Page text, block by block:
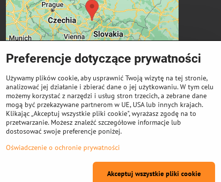
Ważne linki
Odkup cewek
Preferencje dotyczące prywatności
Preferencje dotyczące prywatności
Używamy plików cookie, aby usprawnić Twoją wizytę na tej stronie,
analizować jej działanie i zbierać dane o jej użytkowaniu. W tym celu
możemy korzystać z narzędzi i usług stron trzecich, a zebrane dane
mogą być przekazywane partnerom w UE, USA lub innych krajach.
Klikając „Akceptuj wszystkie pliki cookie", wyrażasz zgodę na to
przetwarzanie. Możesz znaleźć szczegółowe informacje lub
dostosować swoje preferencje poniżej.
Oświadczenie o ochronie prywatności
Akceptuj wszystkie pliki cookie